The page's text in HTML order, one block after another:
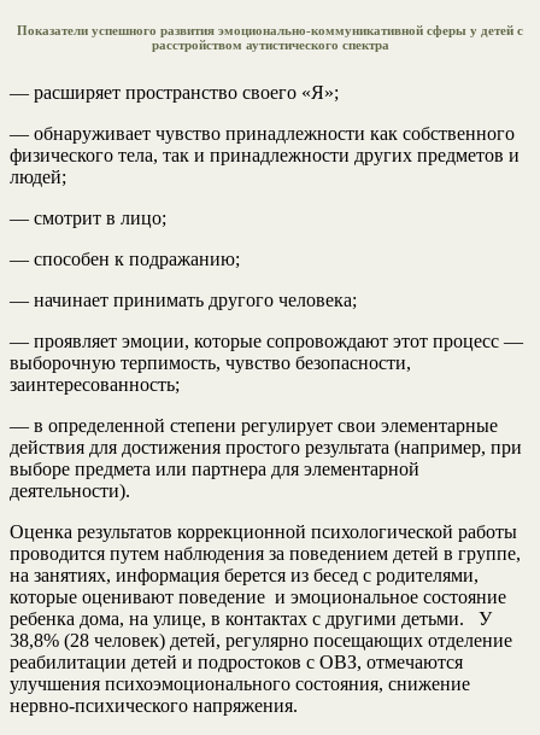
Показатели успешного развития эмоционально-коммуникативной сферы у детей с
расстройством аутистического спектра
— расширяет пространство своего «Я»;
— обнаруживает чувство принадлежности как собственного
физического тела, так и принадлежности других предметов и
людей;
— смотрит в лицо;
— способен к подражанию;
— начинает принимать другого человека;
— проявляет эмоции, которые сопровождают этот процесс —
выборочную терпимость, чувство безопасности,
заинтересованность;
— в определенной степени регулирует свои элементарные
действия для достижения простого результата (например, при
выборе предмета или партнера для элементарной
деятельности).
Оценка результатов коррекционной психологической работы
проводится путем наблюдения за поведением детей в группе,
на занятиях, информация берется из бесед с родителями,
которые оценивают поведение и эмоциональное состояние
ребенка дома, на улице, в контактах с другими детьми. У
38,8% (28 человек) детей, регулярно посещающих отделение
реабилитации детей и подростоков с ОВЗ, отмечаются
улучшения психоэмоционального состояния, снижение
нервно-психического напряжения.